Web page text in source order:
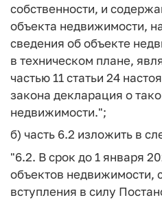
собственности, и
объекта недвижимости,
сведения об объекте
в техническом плане,
частью 11 статьи 24
закона декларация о
недвижимости.";
б) часть 6.2 изложить в
"6.2. В срок до 1 января
объектов недвижимости,
вступления в силу